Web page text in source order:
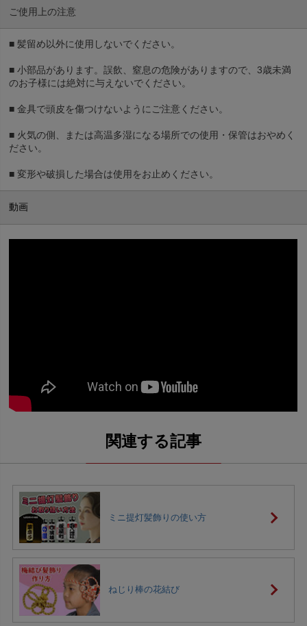
ご使用上の注意
■ 髪留め以外に使用しないでください。
■ 小部品があります。誤飲、窒息の危険がありますので、3歳未満
のお子様には絶対に与えないでください。
■ 金具で頭皮を傷つけないようにご注意ください。
■ 火気の側、または高温多湿になる場所での使用・保管はおやめく
ださい。
■ 変形や破損した場合は使用をお止めください。
ミニ提灯髪飾りの使い方
ねじり棒の花結び